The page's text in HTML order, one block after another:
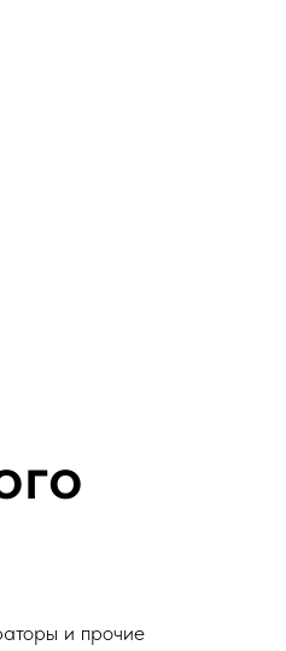
и прочие